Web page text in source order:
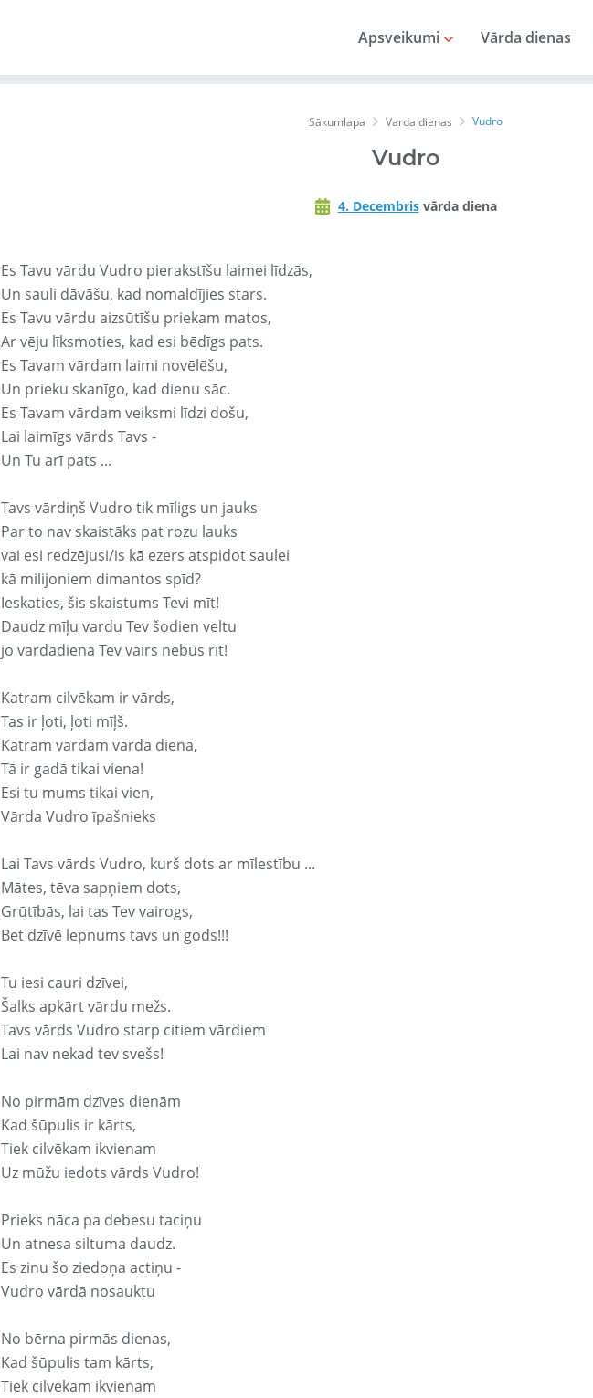
Apsveikumi Vārda dienas
Sākumlapa Varda dienas Vudro
Vudro
4. Decembrisvārda diena
Es Tavu vārdu Vudro pierakstīšu laimei līdzās,
Un sauli dāvāšu, kad nomaldījies stars.
Es Tavu vārdu aizsūtīšu priekam matos,
Ar vēju līksmoties, kad esi bēdīgs pats.
Es Tavam vārdam laimi novēlēšu,
Un prieku skanīgo, kad dienu sāc.
Es Tavam vārdam veiksmi līdzi došu,
Lai laimīgs vārds Tavs -
Un Tu arī pats ...
Tavs vārdiņš Vudro tik mīligs un jauks
Par to nav skaistāks pat rozu lauks
vai esi redzējusi/is kā ezers atspidot saulei
kā milijoniem dimantos spīd?
Ieskaties, šis skaistums Tevi mīt!
Daudz mīļu vardu Tev šodien veltu
jo vardadiena Tev vairs nebūs rīt!
Katram cilvēkam ir vārds,
Tas ir ļoti, ļoti mīļš.
Katram vārdam vārda diena,
Tā ir gadā tikai viena!
Esi tu mums tikai vien,
Vārda Vudro īpašnieks
Lai Tavs vārds Vudro, kurš dots ar mīlestību ...
Mātes, tēva sapņiem dots,
Grūtībās, lai tas Tev vairogs,
Bet dzīvē lepnums tavs un gods!!!
Tu iesi cauri dzīvei,
Šalks apkārt vārdu mežs.
Tavs vārds Vudro starp citiem vārdiem
Lai nav nekad tev svešs!
No pirmām dzīves dienām
Kad šūpulis ir kārts,
Tiek cilvēkam ikvienam
Uz mūžu iedots vārds Vudro!
Prieks nāca pa debesu taciņu
Un atnesa siltuma daudz.
Es zinu šo ziedoņa actiņu -
Vudro vārdā nosauktu
No bērna pirmās dienas,
Kad šūpulis tam kārts,
Tiek cilvēkam ikvienam